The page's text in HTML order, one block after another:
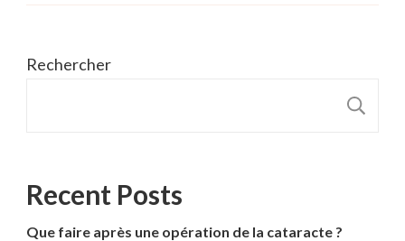
Rechercher
Recent Posts
Que faire après une opération de la cataracte ?